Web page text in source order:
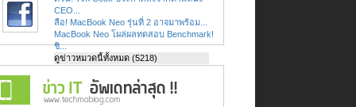
CEO...
ลือ! MacBook Neo รุ่นที่ 2 อาจมาพร้อม...
MacBook Neo โผล่ผลทดสอบ Benchmark!
ชิ...
ดูข่าวหมวดนี้ทั้งหมด (5218)